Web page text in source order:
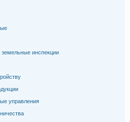
инспекции
управления